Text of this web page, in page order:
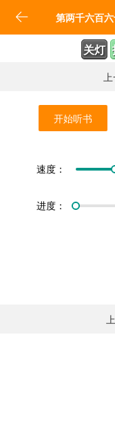
 第两千六百
关灯
开始听书
速度：
进度：